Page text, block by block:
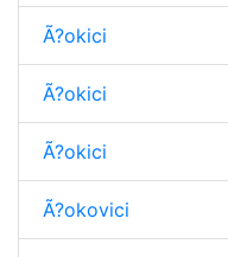
Ã?okici
Ã?okici
Ã?okici
Ã?okovici